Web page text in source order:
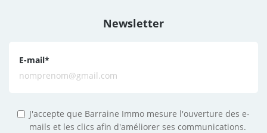
Newsletter
E-mail*
J'accepte que Barraine Immo mesure l'ouverture des e-
mails et les clics afin d'améliorer ses communications.